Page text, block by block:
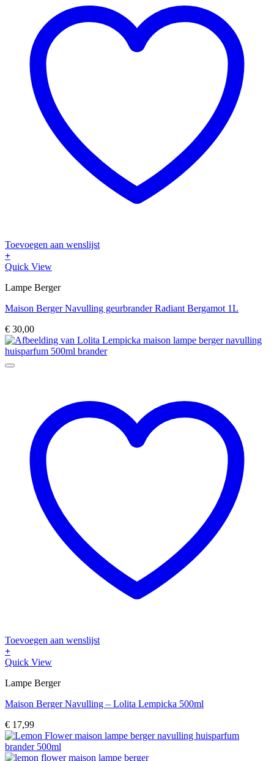
Toevoegen aan wenslijst
+
Quick View
Lampe Berger
Maison Berger Navulling geurbrander Radiant Bergamot 1L
€ 30,00
Toevoegen aan wenslijst
+
Quick View
Lampe Berger
Maison Berger Navulling – Lolita Lempicka 500ml
€ 17,99